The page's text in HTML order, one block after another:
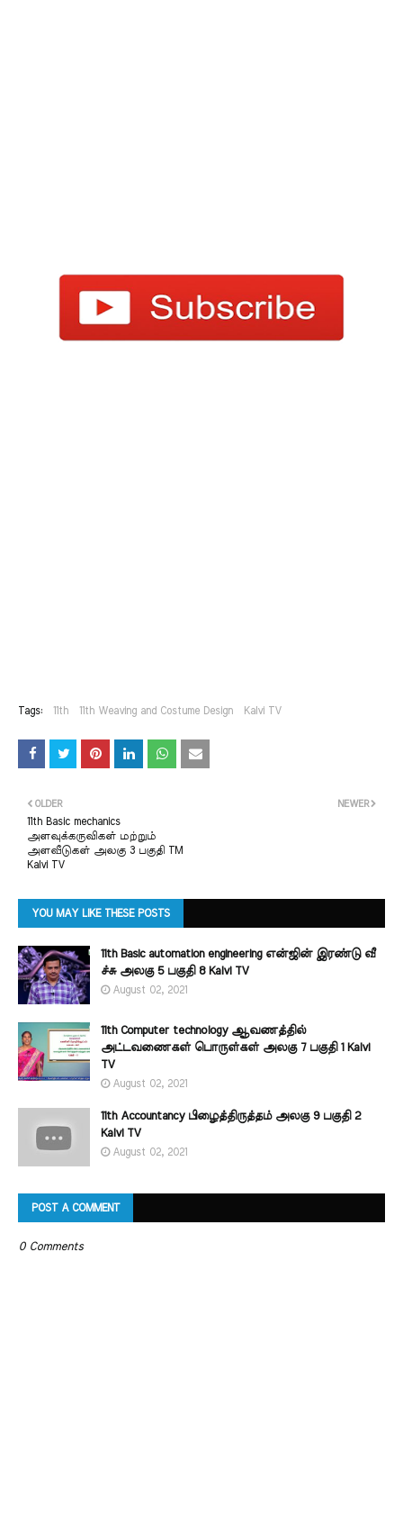
Tags: 11th 11th Weaving and Costume Design Kalvi TV
NEWER
OLDER
11th Basic mechanics
அளவுக்கருவிகள் மற்றும்
அளவீடுகள் அலகு 3 பகுதி TM
Kalvi TV
YOU MAY LIKE THESE POSTS
11th Basic automation engineering என்ஜின் இரண்டு வீ
ச்சு அலகு 5 பகுதி 8 Kalvi TV
August 02, 2021
11th Computer technology ஆவணத்தில்
அட்டவணைகள் பொருள்கள் அலகு 7 பகுதி 1 Kalvi
TV
August 02, 2021
11th Accountancy பிழைத்திருத்தம் அலகு 9 பகுதி 2
Kalvi TV
August 02, 2021
POST A COMMENT
0 Comments